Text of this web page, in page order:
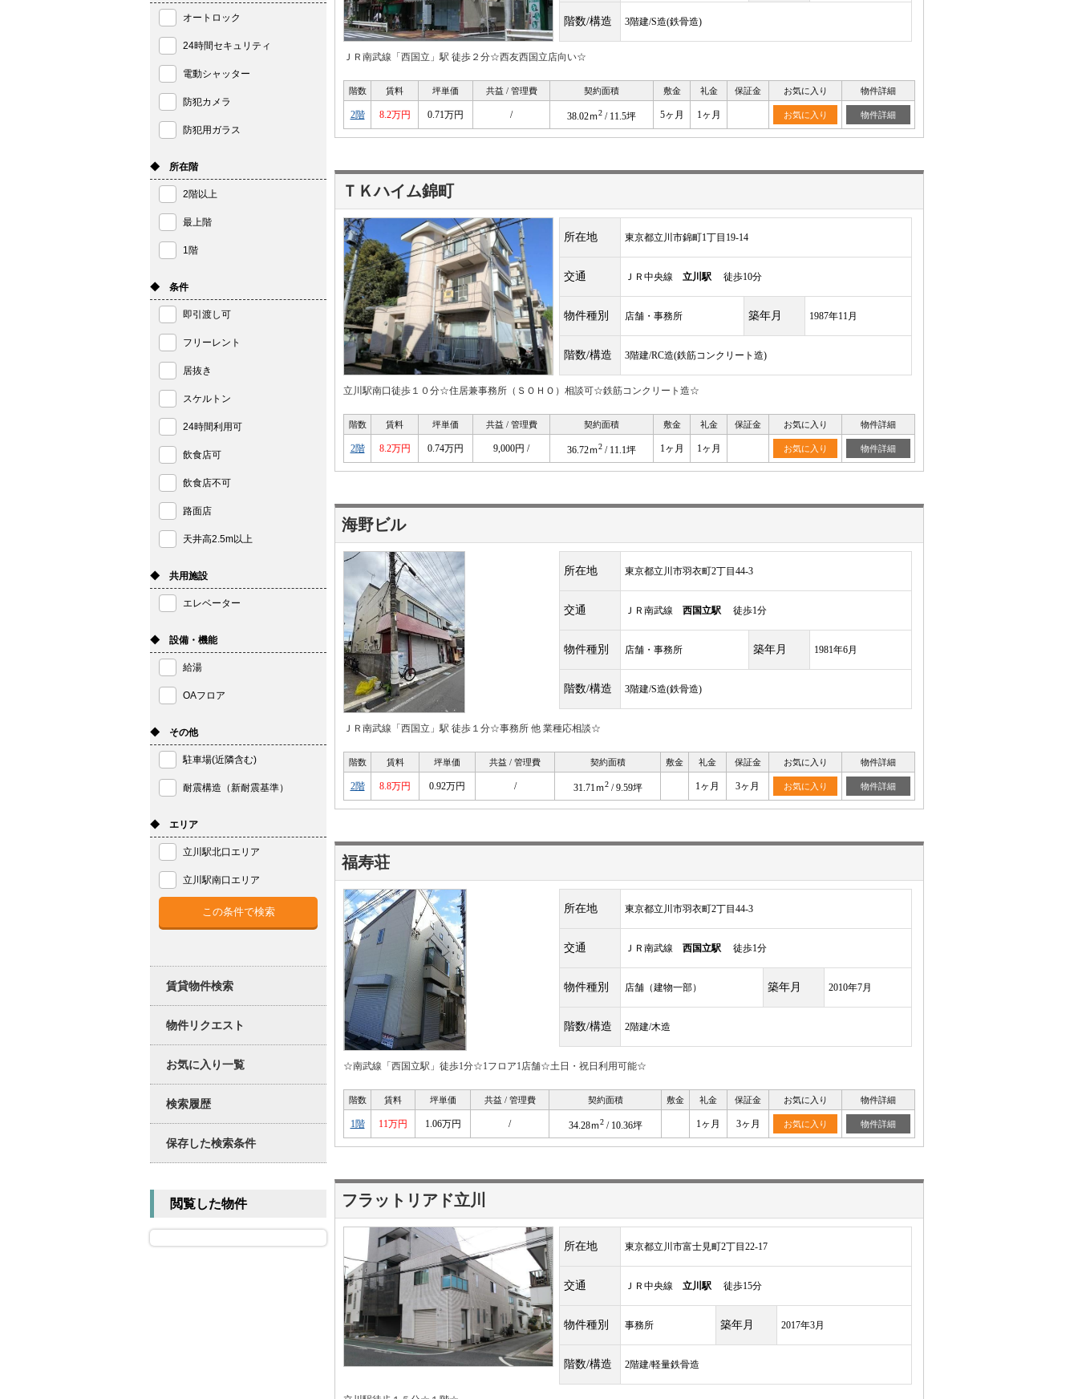
階数/構造 3階建/S造(鉄骨造)
ＪＲ南武線「西国立」駅 徒歩２分☆西友西国立店向い☆
階数 賃料 坪単価 共益 / 管理費 契約面積 敷金 礼金 保証金 お気に入り 物件詳細
2階 8.2万円 0.71万円 / 38.02ｍ2 / 11.5坪 5ヶ月 1ヶ月 お気に入り 物件詳細
ＴＫハイム錦町
所在地 東京都立川市錦町1丁目19-14
交通 ＪＲ中央線 立川駅 徒歩10分
物件種別 店舗・事務所 築年月 1987年11月
階数/構造 3階建/RC造(鉄筋コンクリート造)
立川駅南口徒歩１０分☆住居兼事務所（ＳＯＨＯ）相談可☆鉄筋コンクリート造☆
階数 賃料 坪単価 共益 / 管理費 契約面積 敷金 礼金 保証金 お気に入り 物件詳細
2階 8.2万円 0.74万円 9,000円 / 36.72ｍ2 / 11.1坪 1ヶ月 1ヶ月 お気に入り 物件詳細
海野ビル
所在地 東京都立川市羽衣町2丁目44-3
交通 ＪＲ南武線 西国立駅 徒歩1分
物件種別 店舗・事務所 築年月 1981年6月
階数/構造 3階建/S造(鉄骨造)
ＪＲ南武線「西国立」駅 徒歩１分☆事務所 他 業種応相談☆
階数 賃料 坪単価 共益 / 管理費 契約面積 敷金 礼金 保証金 お気に入り 物件詳細
2階 8.8万円 0.92万円 / 31.71ｍ2/ 9.59坪 1ヶ月 3ヶ月 お気に入り 物件詳細
福寿荘
所在地 東京都立川市羽衣町2丁目44-3
交通 ＪＲ南武線 西国立駅 徒歩1分
物件種別 店舗（建物一部） 築年月 2010年7月
階数/構造 2階建/木造
☆南武線「西国立駅」徒歩1分☆1フロア1店舗☆土日・祝日利用可能☆
階数 賃料 坪単価 共益 / 管理費 契約面積 敷金 礼金 保証金 お気に入り 物件詳細
1階 11万円 1.06万円 / 34.28ｍ2/ 10.36坪 1ヶ月 3ヶ月 お気に入り 物件詳細
フラットリアド立川
所在地 東京都立川市富士見町2丁目22-17
交通 ＪＲ中央線 立川駅 徒歩15分
物件種別 事務所 築年月 2017年3月
階数/構造 2階建/軽量鉄骨造
オートロック
24時間セキュリティ
電動シャッター
防犯カメラ
防犯用ガラス
◆ 所在階
2階以上
最上階
1階
◆ 条件
即引渡し可
フリーレント
居抜き
スケルトン
24時間利用可
飲食店可
飲食店不可
路面店
天井高2.5m以上
◆ 共用施設
エレベーター
◆ 設備・機能
給湯
OAフロア
◆ その他
駐車場(近隣含む)
耐震構造（新耐震基準）
◆ エリア
立川駅北口エリア
立川駅南口エリア
賃貸物件検索
物件リクエスト
お気に入り一覧
検索履歴
保存した検索条件
閲覧した物件